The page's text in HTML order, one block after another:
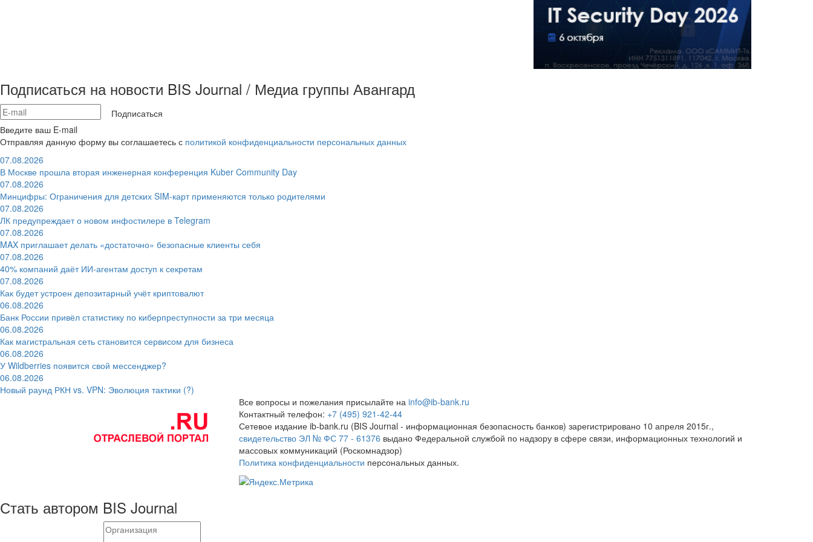
Подписаться на новости BIS Journal / Медиа группы Авангард
Подписаться
Введите ваш E-mail
Отправляя данную форму вы соглашаетесь с политикой конфиденциальности персональных данных
07.08.2026
В Москве прошла вторая инженерная конференция Kuber Community Day
07.08.2026
Минцифры: Ограничения для детских SIM-карт применяются только родителями
07.08.2026
ЛК предупреждает о новом инфостилере в Telegram
07.08.2026
MAX приглашает делать «достаточно» безопасные клиенты себя
07.08.2026
40% компаний даёт ИИ‑агентам доступ к секретам
07.08.2026
Как будет устроен депозитарный учёт криптовалют
06.08.2026
Банк России привёл статистику по киберпреступности за три месяца
06.08.2026
Как магистральная сеть становится сервисом для бизнеса
06.08.2026
У Wildberries появится свой мессенджер?
06.08.2026
Новый раунд РКН vs. VPN: Эволюция тактики (?)
Все вопросы и пожелания присылайте на info@ib-bank.ru
Контактный телефон: +7 (495) 921-42-44
Сетевое издание ib-bank.ru (BIS Journal - информационная безопасность банков) зарегистрировано 10 апреля 2015г.,
свидетельство ЭЛ № ФС 77 - 61376 выдано Федеральной службой по надзору в сфере связи, информационных технологий и
массовых коммуникаций (Роскомнадзор)
Политика конфиденциальности персональных данных.
Стать автором BIS Journal